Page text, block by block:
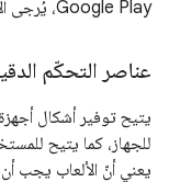
Google Play، يُرجى الاطّلاع على
عناصر التحكّم
يتيح توفير أشكال
للجهاز، كما يتيح
يعني أنّ الألعاب يجب